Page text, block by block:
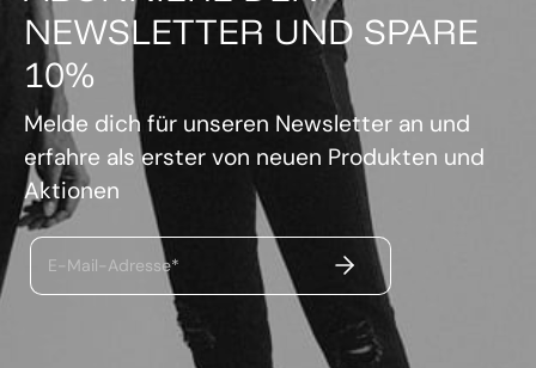
NEWSLETTER UND SPARE
10%
Melde dich für unseren Newsletter an und
erfahre als erster von neuen Produkten und
Aktionen
E-Mail-Adresse* ABSENDEN